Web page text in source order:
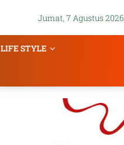
Jumat, 7 Agustus 2026
LIFE STYLE